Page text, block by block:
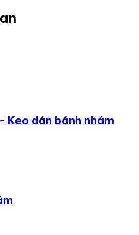
Keo dán bánh nhám